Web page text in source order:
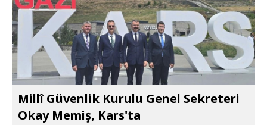
Millî Güvenlik Kurulu Genel Sekreteri
Okay Memiş, Kars'ta